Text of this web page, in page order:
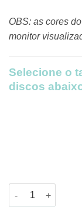
OBS: as cores
monitor
Selecione o
discos
Discos Preto